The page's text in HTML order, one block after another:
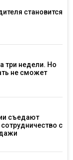
становится
три недели. Но
не сможет
съедают
с